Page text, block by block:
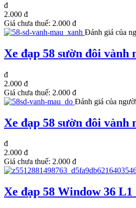
đ
2.000 đ
Giá chưa thuế: 2.000 đ
Đánh giá của
Xe đạp 58 sườn đôi vành
đ
2.000 đ
Giá chưa thuế: 2.000 đ
Đánh giá của
Xe đạp 58 sườn đôi vành
đ
2.000 đ
Giá chưa thuế: 2.000 đ
Xe đạp 58 Window 36 L1